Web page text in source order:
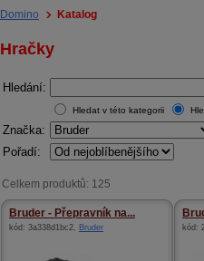
Domino Katalog
Hračky
Hledání:
Hledat v této kategorii
Značka:
Pořadí:
Celkem produktů: 125
Bruder - Přepravník na...
kód: 3a338d1bc2, Bruder kód: